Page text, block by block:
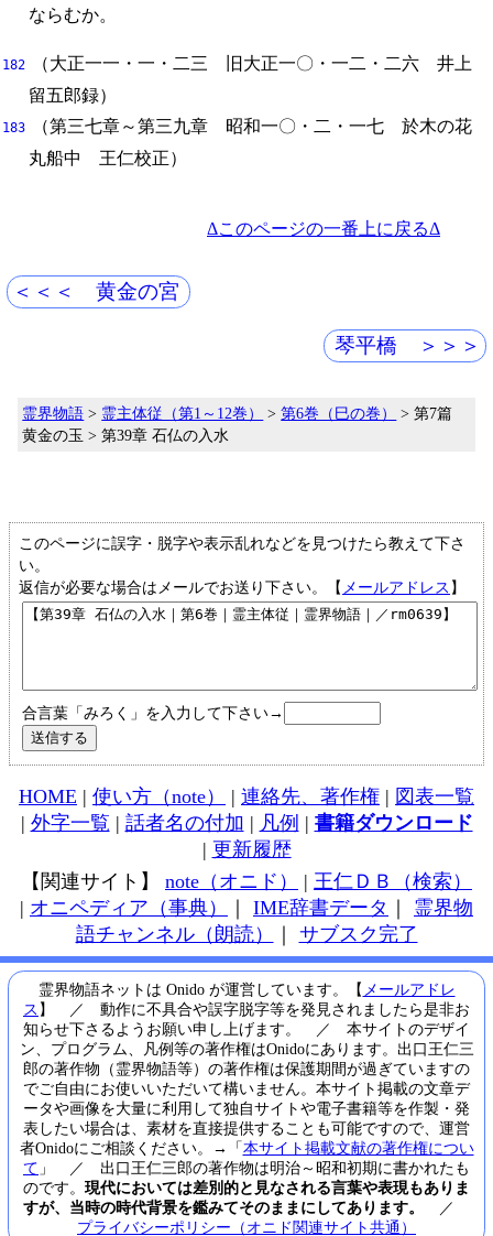
ならむか。
182 （大正一一・一・二三 旧大正一〇・一二・二六
井上
留五郎録）
183
（第三七章～第三九章 昭和一〇・二・一七 於木の花
丸船中 王仁校正）
Δこのページの一番上に戻るΔ
＜＜＜ 黄金の宮
琴平橋 ＞＞＞
霊界物語 > 霊主体従（第1～12巻） >第6巻（巳の巻）
> 第7篇
黄金の玉 > 第39章 石仏の入水
このページに誤字・脱字や表示乱れなどを見つけたら教えて下さ
い。
返信が必要な場合はメールでお送り下さい。【 メールアドレス 】
合言葉「みろく」を入力して下さい→
HOME | 使い方（note） | 連絡先、著作権 | 図表一覧
| 外字一覧 | 話者名の付加 | 凡例 | 書籍ダウンロード
| 更新履歴
【関連サイト】 note（オニド） | 王仁ＤＢ（検索）
| オニペディア（事典） ｜ IME辞書データ ｜ 霊界物
語チャンネル（朗読）
｜ サブスク完了
霊界物語ネットは Onido が運営しています。【 メールアドレ
ス 】 ／ 動作に不具合や誤字脱字等を発見されましたら是非お
知らせ下さるようお願い申し上げます。 ／ 本サイトのデザイ
ン、プログラム、凡例等の著作権はOnidoにあります。出口王仁三
郎の著作物（霊界物語等）の著作権は保護期間が過ぎていますの
でご自由にお使いいただいて構いません。本サイト掲載の文章デ
ータや画像を大量に利用して独自サイトや電子書籍等を作製・発
表したい場合は、素材を直接提供することも可能ですので、運営
者Onidoにご相談ください。→「本サイト掲載文献の著作権につい
て 」 ／ 出口王仁三郎の著作物は明治～昭和初期に書かれたも
のです。 現代においては差別的と見なされる言葉や表現もありま
すが、当時の時代背景を鑑みてそのままにしてあります。
／
プライバシーポリシー（オニド関連サイト共通）